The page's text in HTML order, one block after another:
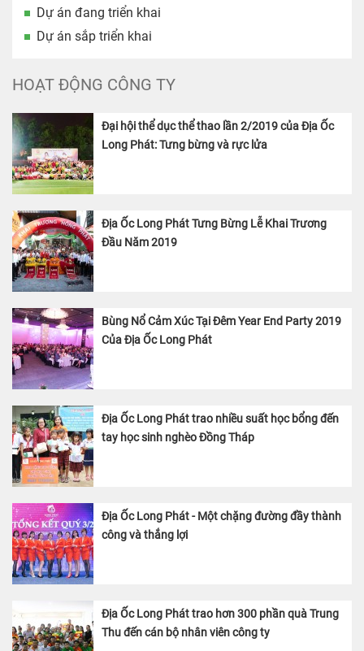
Dự án đang triển khai
Dự án sắp triển khai
HOẠT ĐỘNG CÔNG TY
Đại hội thể dục thể thao lần 2/2019 của Địa Ốc
Long Phát: Tưng bừng và rực lửa
Địa Ốc Long Phát Tưng Bừng Lễ Khai Trương
Đầu Năm 2019
Bùng Nổ Cảm Xúc Tại Đêm Year End Party 2019
Của Địa Ốc Long Phát
Địa Ốc Long Phát trao nhiều suất học bổng đến
tay học sinh nghèo Đồng Tháp
Địa Ốc Long Phát - Một chặng đường đầy thành
công và thắng lợi
Địa Ốc Long Phát trao hơn 300 phần quà Trung
Thu đến cán bộ nhân viên công ty